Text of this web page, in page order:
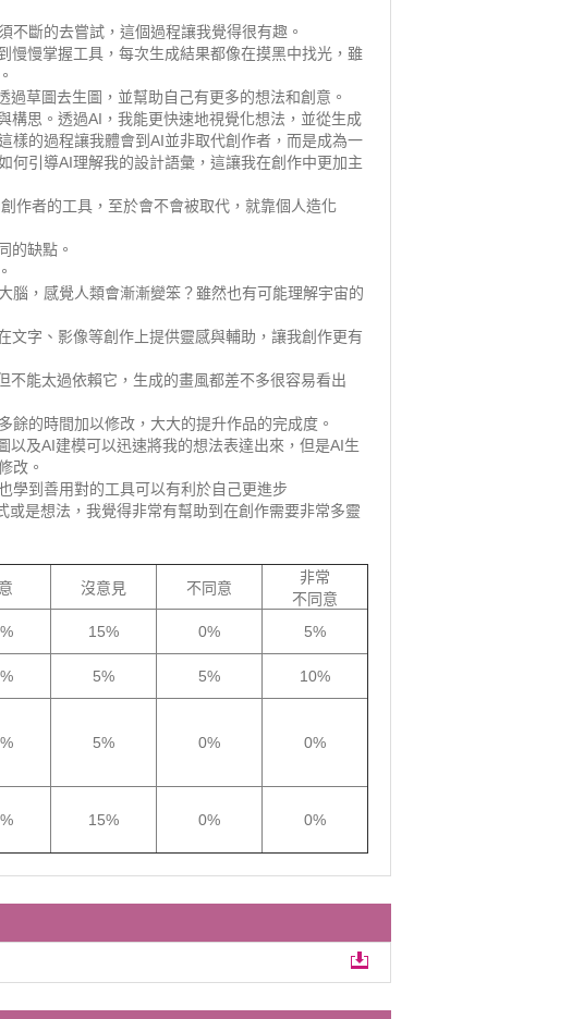
不斷的去嘗試，這個過程讓我覺得很有趣。
慢慢掌握工具，每次生成結果都像在摸黑中找光，雖
草圖去生圖，並幫助自己有更多的想法和創意。
構思。透過AI，我能更快速地視覺化想法，並從生成
樣的過程讓我體會到AI並非取代創作者，而是成為一
何引導AI理解我的設計語彙，這讓我在創作中更加主
作者的工具，至於會不會被取代，就靠個人造化
的缺點。
腦，感覺人類會漸漸變笨？雖然也有可能理解宇宙的
文字、影像等創作上提供靈感與輔助，讓我創作更有
能太過依賴它，生成的畫風都差不多很容易看出
餘的時間加以修改，大大的提升作品的完成度。
及AI建模可以迅速將我的想法表達出來，但是AI生
改。
學到善用對的工具可以有利於自己更進步
是想法，我覺得非常有幫助到在創作需要非常多靈
沒意見 不同意
非常
不同意
15% 0%
5%
5% 5%
10%
5% 0% 0%
15% 0% 0%